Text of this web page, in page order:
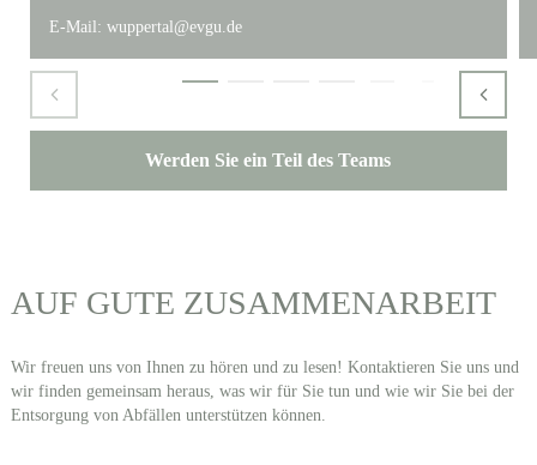
Werden Sie ein Teil des Teams
E-Mail: wuppertal@evgu.de
AUF GUTE ZUSAMMENARBEIT
Wir freuen uns von Ihnen zu hören und zu lesen! Kontaktieren Sie uns und
wir finden gemeinsam heraus, was wir für Sie tun und wie wir Sie bei der
Entsorgung von Abfällen unterstützen können.